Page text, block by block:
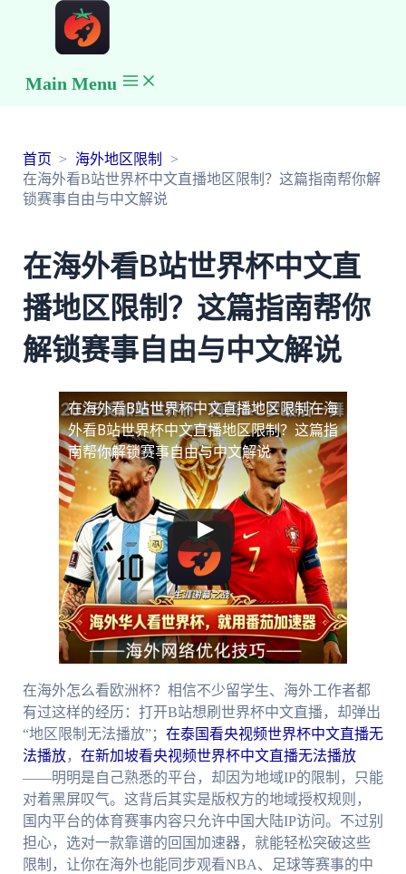
Main Menu
首页
海外地区限制
在海外看B站世界杯中文直播地区限制？这篇指南帮你解
锁赛事自由与中文解说
在海外看B站世界杯中文直
播地区限制？这篇指南帮你
解锁赛事自由与中文解说
在海外看B站世界杯中文直播地区限制在海
外看B站世界杯中文直播地区限制？这篇指
南帮你解锁赛事自由与中文解说
在海外怎么看欧洲杯？相信不少留学生、海外工作者都
有过这样的经历：打开B站想刷世界杯中文直播，却弹出
“地区限制无法播放”； 在泰国看央视频世界杯中文直播无
法播放， 在新加坡看央视频世界杯中文直播无法播放
——明明是自己熟悉的平台，却因为地域IP的限制，只能
对着黑屏叹气。这背后其实是版权方的地域授权规则，
国内平台的体育赛事内容只允许中国大陆IP访问。不过别
担心，选对一款靠谱的回国加速器，就能轻松突破这些
限制，让你在海外也能同步观看NBA、足球等赛事的中